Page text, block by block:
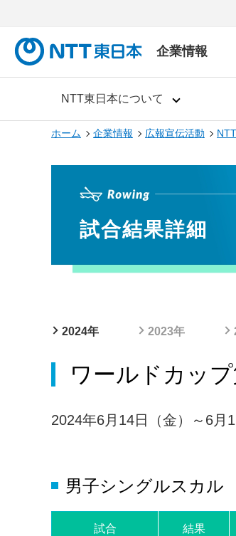
企業情報
NTT東日本について
ホーム 企業情報 広報宣伝活動
試合結果詳細
2024年 2023年
ワールドカッ
2024年6月14日（金）～6月
男子シングルスカル
試合 結果